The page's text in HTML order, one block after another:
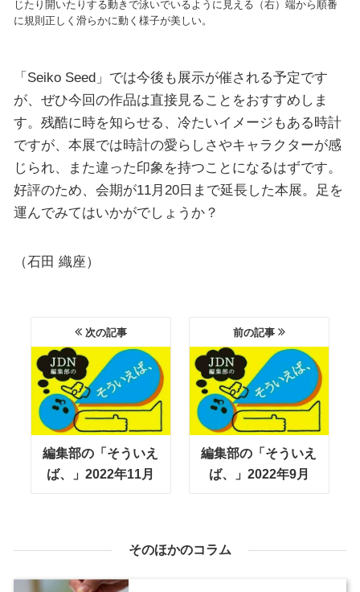
じたり開いたりする動きで泳いでいるように見える（右）端から順番
に規則正しく滑らかに動く様子が美しい。
「Seiko Seed」では今後も展示が催される予定です
が、ぜひ今回の作品は直接見ることをおすすめしま
す。残酷に時を知らせる、冷たいイメージもある時計
ですが、本展では時計の愛らしさやキャラクターが感
じられ、また違った印象を持つことになるはずです。
好評のため、会期が11月20日まで延長した本展。足を
運んでみてはいかがでしょうか？
（石田 織座）
次の記事
編集部の「そういえ
ば、」2022年11月
前の記事
編集部の「そういえ
ば、」2022年9月
そのほかのコラム